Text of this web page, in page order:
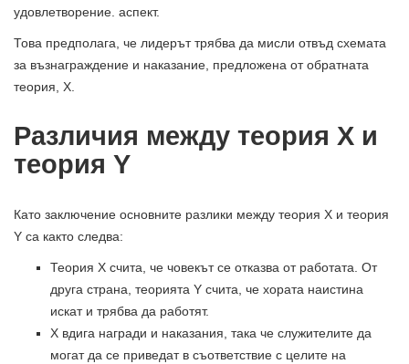
удовлетворение. аспект.
Това предполага, че лидерът трябва да мисли отвъд схемата
за възнаграждение и наказание, предложена от обратната
теория, X.
Различия между теория X и
теория Y
Като заключение основните разлики между теория X и теория
Y са както следва:
Теория X счита, че човекът се отказва от работата. От
друга страна, теорията Y счита, че хората наистина
искат и трябва да работят.
X вдига награди и наказания, така че служителите да
могат да се приведат в съответствие с целите на